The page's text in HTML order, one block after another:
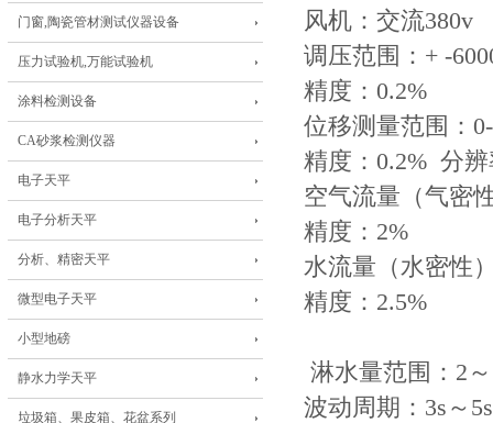
门窗,陶瓷管材测试仪器设备
压力试验机,万能试验机
涂料检测设备
CA砂浆检测仪器
电子天平
电子分析天平
分析、精密天平
微型电子天平
小型地磅
静水力学天平
垃圾箱、果皮箱、花盆系列
风机：交流
调压范围：+ -
精度：0.2%
位移测量范围：
精度：0.2% 分
空气流量（气密
精度：2%
水流量（水密性
精度：2.5%
淋水量范围：2
波动周期：3s～